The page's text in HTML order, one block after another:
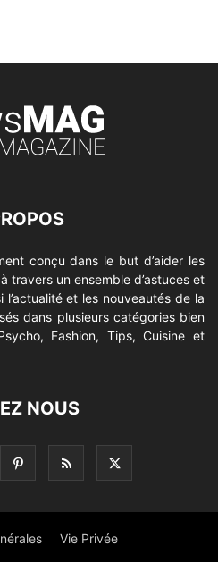
conçu dans le but d’aider les
travers un ensemble d’astuces et
et les nouveautés de la
dans plusieurs catégories bien
Fashion, Tips, Cuisine et
NOUS
Vie Privée